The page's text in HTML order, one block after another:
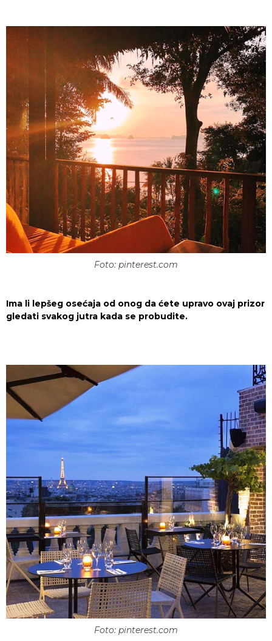
Foto: pinterest.com
Ima li lepšeg osećaja od onog da ćete upravo ovaj prizor
gledati svakog jutra kada se probudite.
Foto: pinterest.com